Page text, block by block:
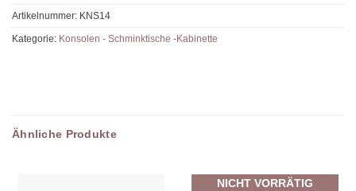
Artikelnummer: KNS14
Kategorie: Konsolen - Schminktische -Kabinette
Ähnliche Produkte
NICHT VORRÄTIG